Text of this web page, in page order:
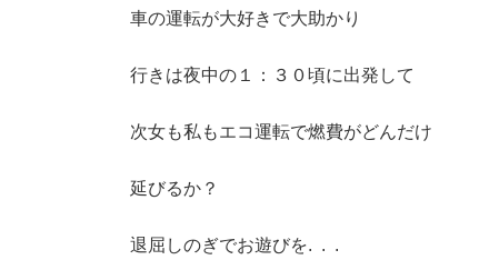
車の運転が大好きで大助かり
行きは夜中の１：３０頃に出発して
次女も私もエコ運転で燃費がどんだけ
延びるか？
退屈しのぎでお遊びを. . .